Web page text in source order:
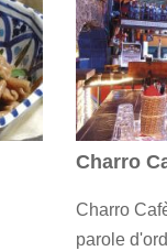
Charro
Charro
parole